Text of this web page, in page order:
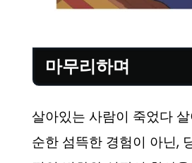
마무리하며
살아있는 사람이 죽었다
순한 섬뜩한 경험이 아닌,